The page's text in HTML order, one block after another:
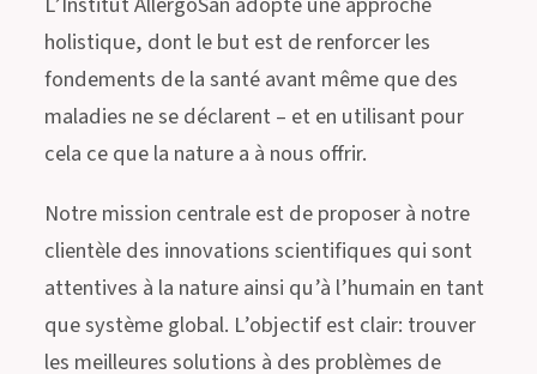
holistique, dont le but est de renforcer les
fondements de la santé avant même que des
maladies ne se déclarent – et en utilisant pour
cela ce que la nature a à nous offrir.
Notre mission centrale est de proposer à notre
clientèle des innovations scientifiques qui sont
attentives à la nature ainsi qu’à l’humain en tant
que système global. L’objectif est clair: trouver
les meilleures solutions à des problèmes de